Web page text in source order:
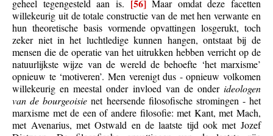
geheel tegengesteld aan is. [56]Maar omdat deze facetten
willekeurig uit de totale constructie van de met hen verwante en
hun theoretische basis vormende opvattingen losgerukt, toch
zeker niet in het luchtledige kunnen hangen, ontstaat bij de
mensen die de operatie van het uitrukken hebben verricht op de
natuurlijkste wijze van de wereld de behoefte ‘het marxisme’
opnieuw te ‘motiveren’. Men verenigt dus - opnieuw volkomen
willekeurig en meestal onder invloed van de onder ideologen
van de bourgeoisienet heersende filosofische stromingen - het
marxisme met de een of andere filosofie: met Kant, met Mach,
met Avenarius, met Ostwald en de laatste tijd ook met Jozef